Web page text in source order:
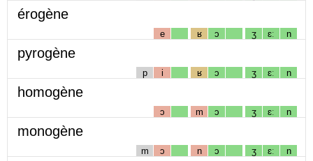
érogène
e ʁ ɔ ʒ ɛː n
pyrogène
p i ʁ ɔ ʒ ɛː n
homogène
ɔ m ɔ ʒ ɛː n
monogène
m ɔ n ɔ ʒ ɛː n